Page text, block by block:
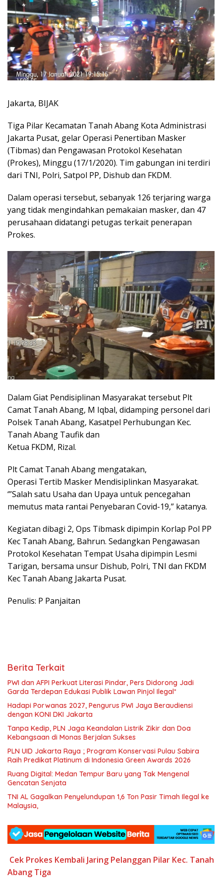
Jakarta, BIJAK
Tiga Pilar Kecamatan Tanah Abang Kota Administrasi
Jakarta Pusat, gelar Operasi Penertiban Masker
(Tibmas) dan Pengawasan Protokol Kesehatan
(Prokes), Minggu (17/1/2020). Tim gabungan ini terdiri
dari TNI, Polri, Satpol PP, Dishub dan FKDM.
Dalam operasi tersebut, sebanyak 126 terjaring warga
yang tidak mengindahkan pemakaian masker, dan 47
perusahaan didatangi petugas terkait penerapan
Prokes.
Dalam Giat Pendisiplinan Masyarakat tersebut Plt
Camat Tanah Abang, M Iqbal, didamping personel dari
Polsek Tanah Abang, Kasatpel Perhubungan Kec.
Tanah Abang Taufik dan
Ketua FKDM, Rizal.
Plt Camat Tanah Abang mengatakan,
Operasi Tertib Masker Mendisiplinkan Masyarakat.
‘”Salah satu Usaha dan Upaya untuk pencegahan
memutus mata rantai Penyebaran Covid-19,” katanya.
Kegiatan dibagi 2, Ops Tibmask dipimpin Korlap Pol PP
Kec Tanah Abang, Bahrun. Sedangkan Pengawasan
Protokol Kesehatan Tempat Usaha dipimpin Lesmi
Tarigan, bersama unsur Dishub, Polri, TNI dan FKDM
Kec Tanah Abang Jakarta Pusat.
Penulis: P Panjaitan
Berita Terkait
PWI dan AFPI Perkuat Literasi Pindar, Pers Didorong Jadi
Garda Terdepan Edukasi Publik Lawan Pinjol Ilegal*
Hadapi Porwanas 2027, Pengurus PWI Jaya Beraudiensi
dengan KONI DKI Jakarta
Tanpa Kedip, PLN Jaga Keandalan Listrik Zikir dan Doa
Kebangsaan di Monas Berjalan Sukses
PLN UID Jakarta Raya ; Program Konservasi Pulau Sabira
Raih Predikat Platinum di Indonesia Green Awards 2026
Ruang Digital: Medan Tempur Baru yang Tak Mengenal
Gencatan Senjata
TNI AL Gagalkan Penyelundupan 1,6 Ton Pasir Timah Ilegal ke
Malaysia,
Cek Prokes Kembali Jaring Pelanggan Pilar Kec. Tanah
Abang Tiga